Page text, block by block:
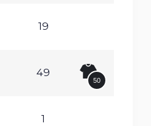
19
49
50
1